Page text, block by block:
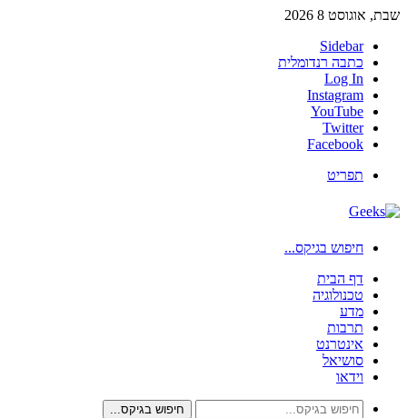
שבת, אוגוסט 8 2026
Sidebar
כתבה רנדומלית
Log In
Instagram
YouTube
Twitter
Facebook
תפריט
חיפוש בגיקס...
דף הבית
טכנולוגיה
מדע
תרבות
אינטרנט
סושיאל
וידאו
חיפוש בגיקס...